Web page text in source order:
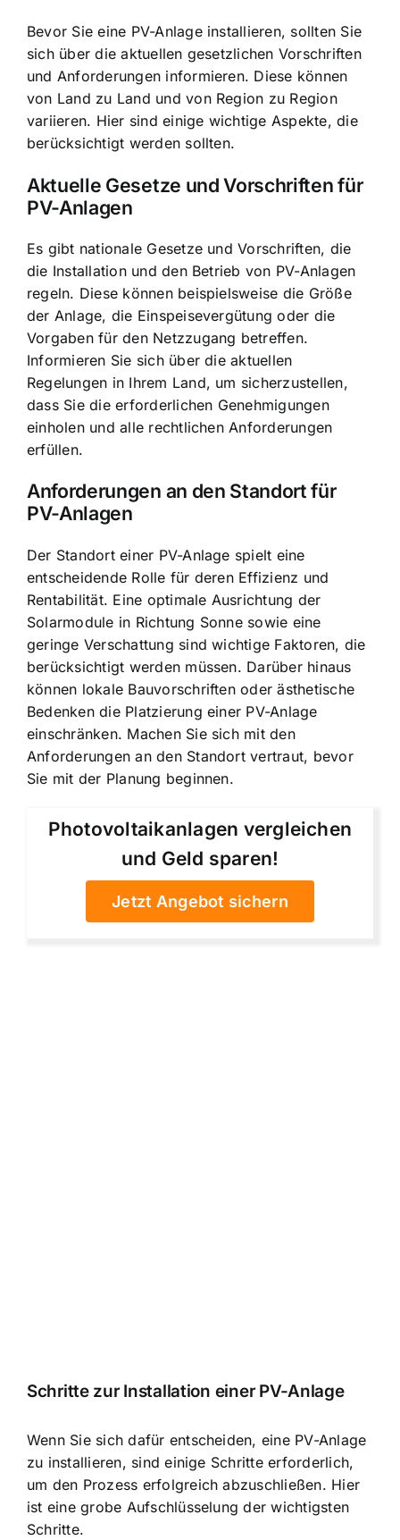
Bevor Sie eine PV-Anlage installieren, sollten Sie
sich über die aktuellen gesetzlichen Vorschriften
und Anforderungen informieren. Diese können
von Land zu Land und von Region zu Region
variieren. Hier sind einige wichtige Aspekte, die
berücksichtigt werden sollten.
Aktuelle Gesetze und Vorschriften für
PV-Anlagen
Es gibt nationale Gesetze und Vorschriften, die
die Installation und den Betrieb von PV-Anlagen
regeln. Diese können beispielsweise die Größe
der Anlage, die Einspeisevergütung oder die
Vorgaben für den Netzzugang betreffen.
Informieren Sie sich über die aktuellen
Regelungen in Ihrem Land, um sicherzustellen,
dass Sie die erforderlichen Genehmigungen
einholen und alle rechtlichen Anforderungen
erfüllen.
Anforderungen an den Standort für
PV-Anlagen
Der Standort einer PV-Anlage spielt eine
entscheidende Rolle für deren Effizienz und
Rentabilität. Eine optimale Ausrichtung der
Solarmodule in Richtung Sonne sowie eine
geringe Verschattung sind wichtige Faktoren, die
berücksichtigt werden müssen. Darüber hinaus
können lokale Bauvorschriften oder ästhetische
Bedenken die Platzierung einer PV-Anlage
einschränken. Machen Sie sich mit den
Anforderungen an den Standort vertraut, bevor
Sie mit der Planung beginnen.
Photovoltaikanlagen vergleichen
und Geld sparen!
Jetzt Angebot sichern
Schritte zur Installation einer PV-Anlage
Wenn Sie sich dafür entscheiden, eine PV-Anlage
zu installieren, sind einige Schritte erforderlich,
um den Prozess erfolgreich abzuschließen. Hier
ist eine grobe Aufschlüsselung der wichtigsten
Schritte.